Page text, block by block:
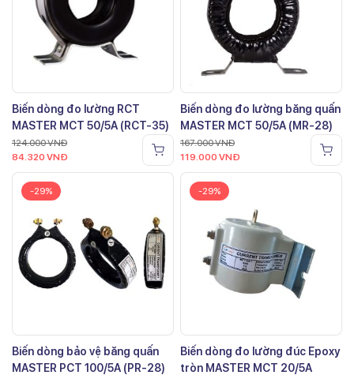
Biến dòng đo lường RCT
MASTER MCT 50/5A (RCT-35)
124.000VNĐ
84.320 VNĐ
Biến dòng đo lường băng quấn
MASTER MCT 50/5A (MR-28)
167.000VNĐ
119.000 VNĐ
-29%
Biến dòng bảo vệ băng quấn
MASTER PCT 100/5A (PR-28)
-29%
Biến dòng đo lường đúc Epoxy
tròn MASTER MCT 20/5A